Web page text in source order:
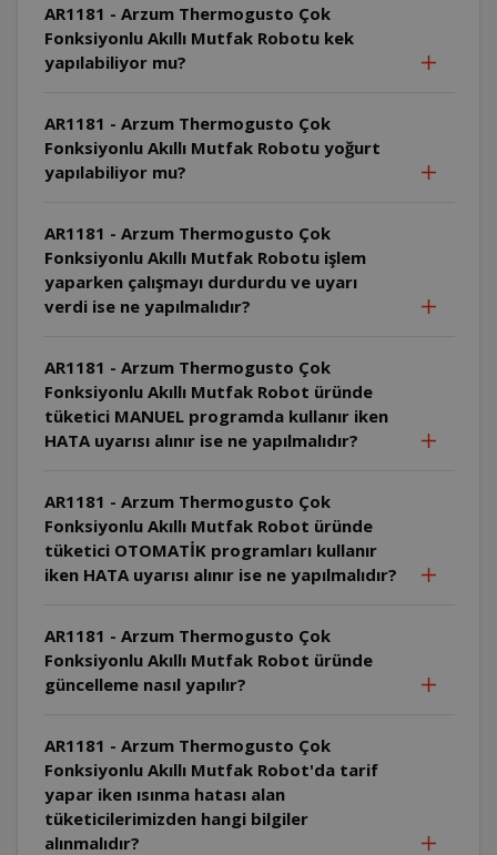
AR1181 - Arzum Thermogusto Çok
Fonksiyonlu Akıllı Mutfak Robotu kek
yapılabiliyor mu?
AR1181 - Arzum Thermogusto Çok
Fonksiyonlu Akıllı Mutfak Robotu yoğurt
yapılabiliyor mu?
AR1181 - Arzum Thermogusto Çok
Fonksiyonlu Akıllı Mutfak Robotu işlem
yaparken çalışmayı durdurdu ve uyarı
verdi ise ne yapılmalıdır?
AR1181 - Arzum Thermogusto Çok
Fonksiyonlu Akıllı Mutfak Robot üründe
tüketici MANUEL programda kullanır iken
HATA uyarısı alınır ise ne yapılmalıdır?
AR1181 - Arzum Thermogusto Çok
Fonksiyonlu Akıllı Mutfak Robot üründe
tüketici OTOMATİK programları kullanır
iken HATA uyarısı alınır ise ne yapılmalıdır?
AR1181 - Arzum Thermogusto Çok
Fonksiyonlu Akıllı Mutfak Robot üründe
güncelleme nasıl yapılır?
AR1181 - Arzum Thermogusto Çok
Fonksiyonlu Akıllı Mutfak Robot'da tarif
yapar iken ısınma hatası alan
tüketicilerimizden hangi bilgiler
alınmalıdır?